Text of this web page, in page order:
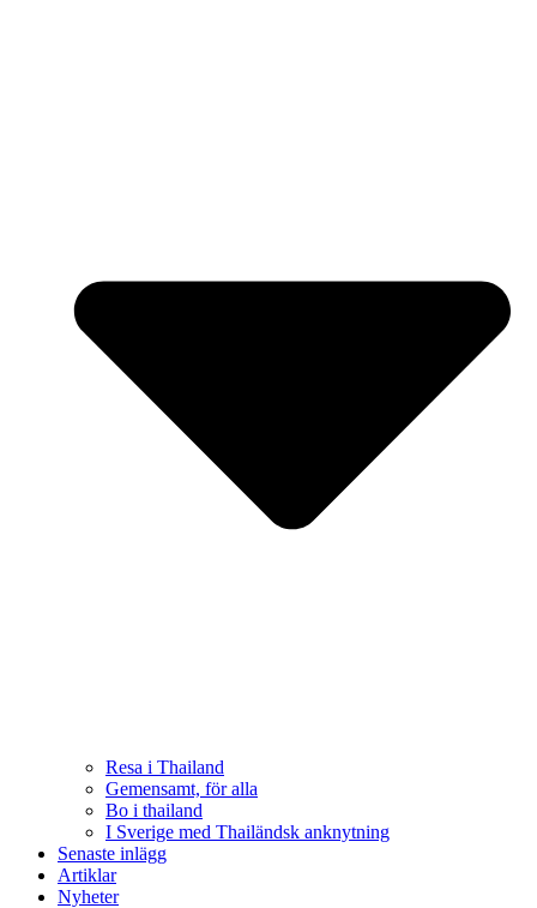
Resa i Thailand
Gemensamt, för alla
Bo i thailand
I Sverige med Thailändsk anknytning
Senaste inlägg
Artiklar
Nyheter